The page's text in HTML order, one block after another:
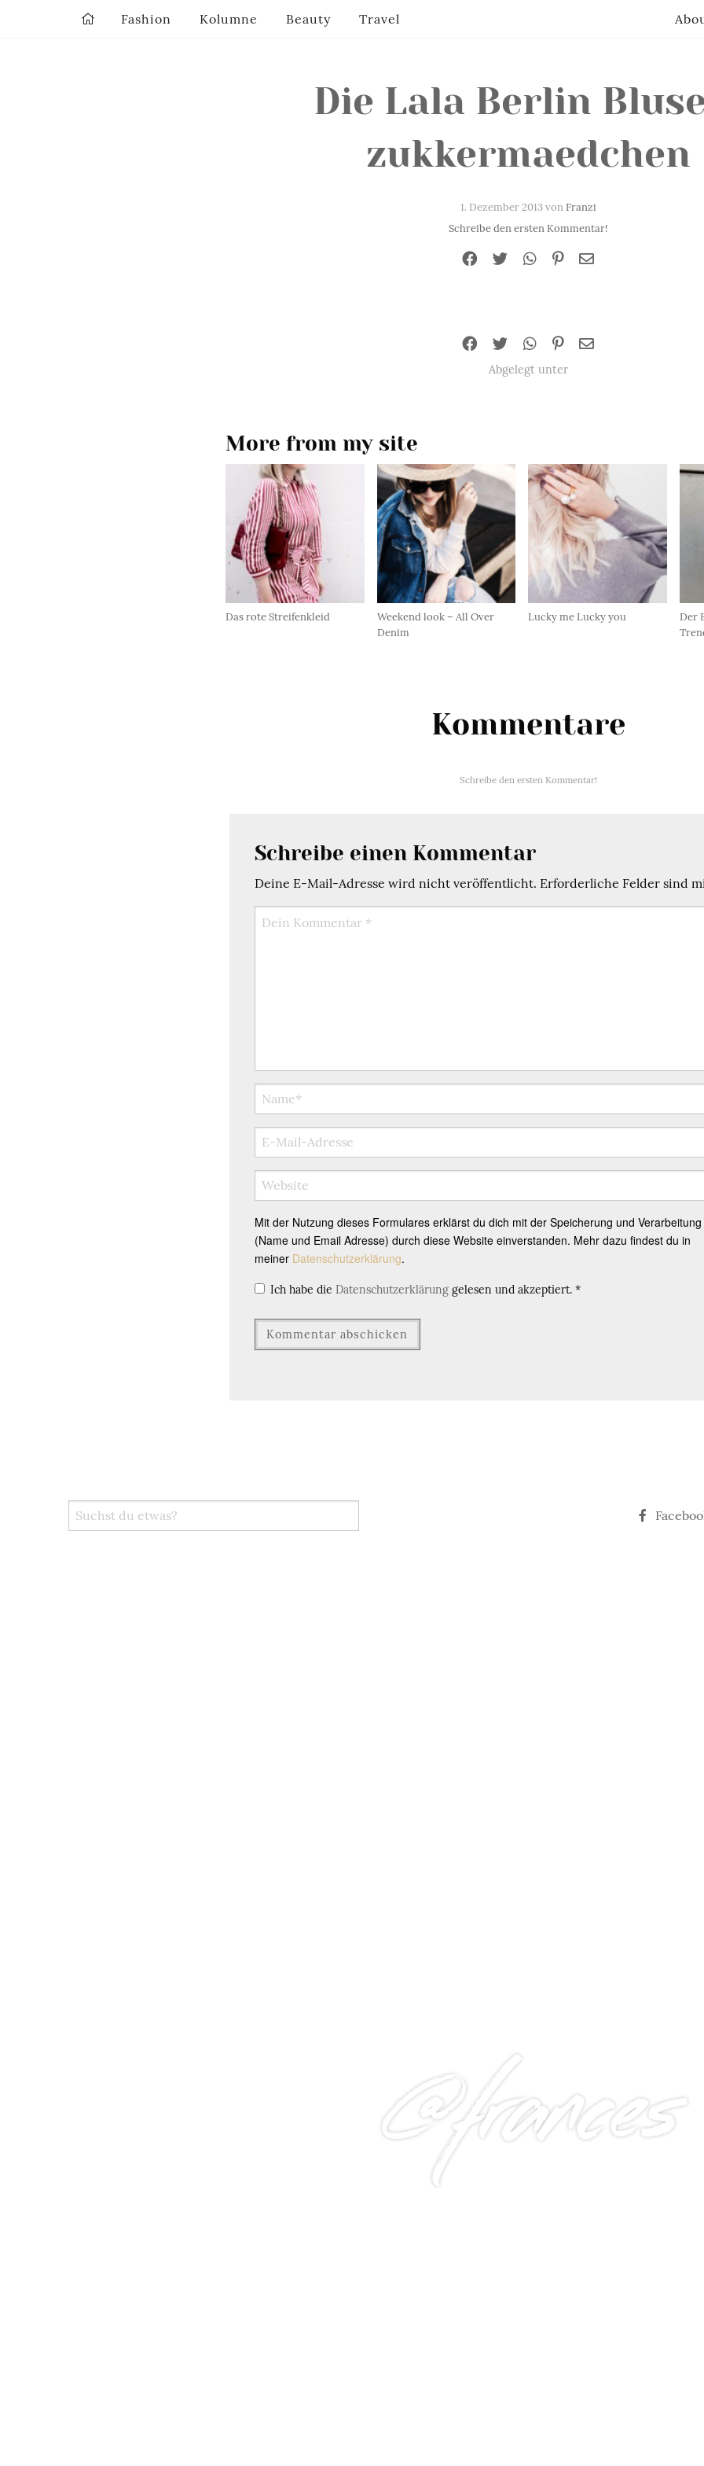
Die Lala Berlin
zukkermaedchen
1. Dezember 2013 vonFranzi
Schreibe den ersten Kommentar!
Abgelegt unter
More from my site
Das rote Streifenkleid
Weekend look – All Over
Denim
Lucky me Lucky you
Der
Kommentare
Schreibe den ersten Kommentar!
Schreibe einen Kommentar
Deine E-Mail-Adresse wird nicht veröffentlicht. Erforderliche Felder sind
Mit der Nutzung dieses Formulares erklärst du dich mit der Speicherung und
(Name und Email Adresse) durch diese Website einverstanden. Mehr dazu findest du in
meiner Datenschutzerklärung.
Ich habe die Datenschutzerklärung gelesen und akzeptiert. *
@frances
Fashion Kolumne Beauty Travel